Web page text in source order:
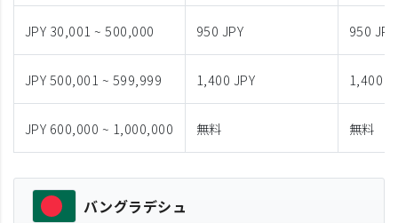
JPY 30,001 ~ 500,000 950 JPY 950 JPY
JPY 500,001 ~ 599,999 1,400 JPY 1,400
JPY 600,000 ~ 1,000,000 無料 無料
バングラデシュ